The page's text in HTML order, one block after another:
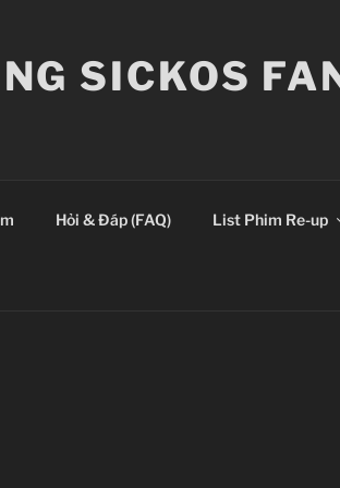
SICKOS
Hỏi & Đáp (FAQ) List Phim Re-up